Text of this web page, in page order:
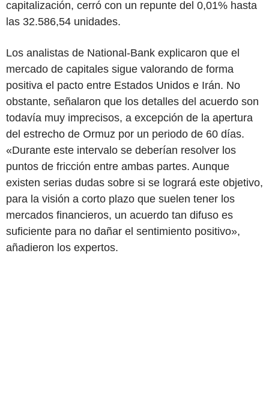
capitalización, cerró con un repunte del 0,01% hasta
las 32.586,54 unidades.
Los analistas de National-Bank explicaron que el
mercado de capitales sigue valorando de forma
positiva el pacto entre Estados Unidos e Irán. No
obstante, señalaron que los detalles del acuerdo son
todavía muy imprecisos, a excepción de la apertura
del estrecho de Ormuz por un periodo de 60 días.
«Durante este intervalo se deberían resolver los
puntos de fricción entre ambas partes. Aunque
existen serias dudas sobre si se logrará este objetivo,
para la visión a corto plazo que suelen tener los
mercados financieros, un acuerdo tan difuso es
suficiente para no dañar el sentimiento positivo»,
añadieron los expertos.